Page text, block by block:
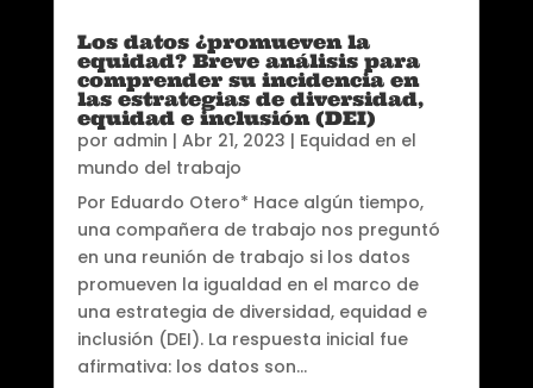
Los datos ¿promueven la
equidad? Breve análisis para
comprender su incidencia en
las estrategias de diversidad,
equidad e inclusión (DEI)
por admin | Abr 21, 2023 | Equidad en el
mundo del trabajo
Por Eduardo Otero* Hace algún tiempo,
una compañera de trabajo nos preguntó
en una reunión de trabajo si los datos
promueven la igualdad en el marco de
una estrategia de diversidad, equidad e
inclusión (DEI). La respuesta inicial fue
afirmativa: los datos son...